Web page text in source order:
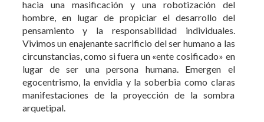
circunstancias, como si fuera un «ente cosificado» en
lugar de ser una persona humana. Emergen el
egocentrismo, la envidia y la soberbia como claras
manifestaciones de la proyección de la sombra
arquetipal.
La humanidad repite situaciones históricas, sociales y
psíquicas que poseen características formales
estereotipadas y constrictivas, sin tener consciencia
de las urdimbres invisibles que rigen su conducta. El